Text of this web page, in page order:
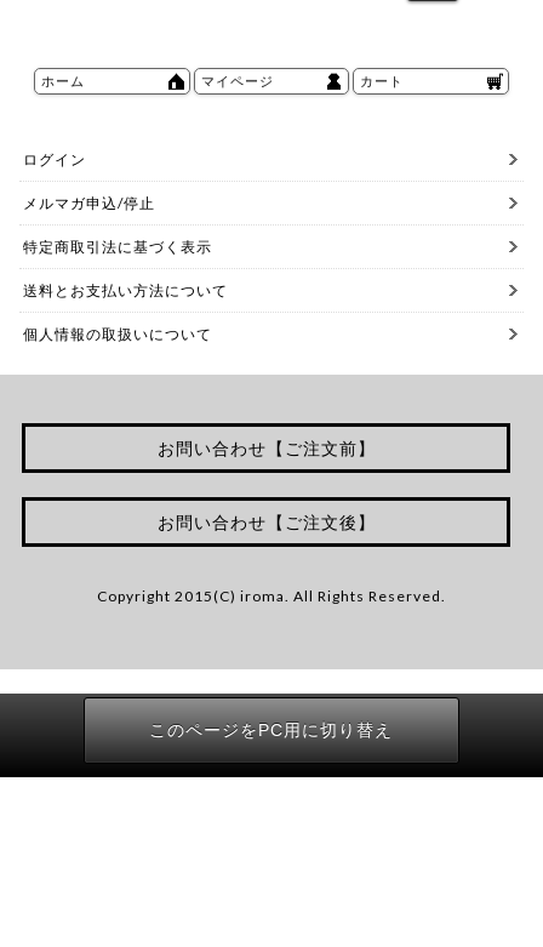
ホーム マイページ カート
ログイン
メルマガ申込/停止
特定商取引法に基づく表示
送料とお支払い方法について
個人情報の取扱いについて
お問い合わせ【ご注文前】
お問い合わせ【ご注文後】
Copyright 2015(C) iroma. All Rights Reserved.
このページをPC用に切り替え